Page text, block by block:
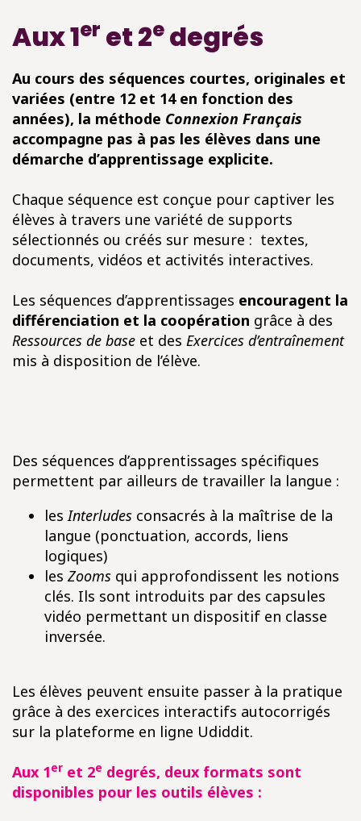
Aux 1er et 2e degrés
Au cours des séquences courtes, originales et
variées (entre 12 et 14 en fonction des
années), la méthode Connexion Français
accompagne pas à pas les élèves dans une
démarche d’apprentissage explicite.
Chaque séquence est conçue pour captiver les
élèves à travers une variété de supports
sélectionnés ou créés sur mesure : textes,
documents, vidéos et activités interactives.
Les séquences d’apprentissages encouragent la
différenciation et la coopération grâce à des
Ressources de base et des Exercices d’entraînement
mis à disposition de l’élève.
Des séquences d’apprentissages spécifiques
permettent par ailleurs de travailler la langue :
lesInterludes consacrés à la maîtrise de la
langue (ponctuation, accords, liens
logiques)
les Zooms qui approfondissent les notions
clés. Ils sont introduits par des capsules
vidéo permettant un dispositif en classe
inversée.
Les élèves peuvent ensuite passer à la pratique
grâce à des exercices interactifs autocorrigés
sur la plateforme en ligne Udiddit.
Aux 1er et 2e degrés, deux formats sont
disponibles pour les outils élèves :